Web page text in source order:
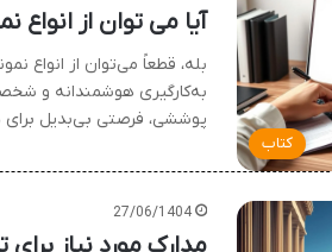
کتاب
آیا می توان از انواع
بله، قطعاً می‌توان از انواع
به‌کارگیری هوشمندانه و
پوششی، فرصتی بی‌بدیل برای
27/06/1404